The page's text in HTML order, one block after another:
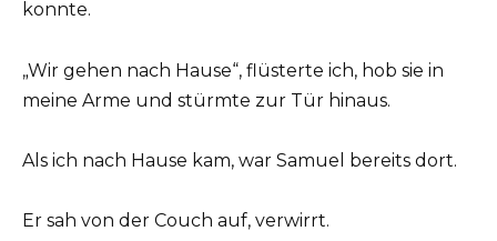
konnte.
„Wir gehen nach Hause“, flüsterte ich, hob sie in
meine Arme und stürmte zur Tür hinaus.
Als ich nach Hause kam, war Samuel bereits dort.
Er sah von der Couch auf, verwirrt.